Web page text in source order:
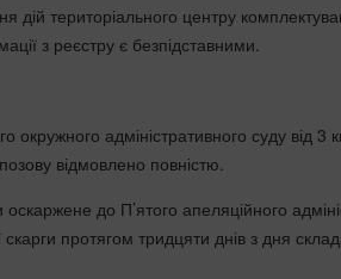
дій територіального центру
з реєстру є безпідставними.
окружного адміністративного суду від 3
відмовлено повністю.
до П’ятого апеляційного
скарги протягом тридцяти днів з дня